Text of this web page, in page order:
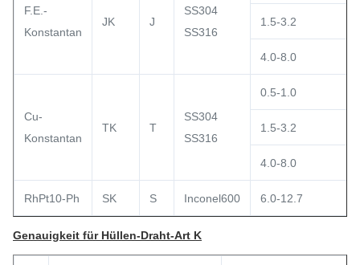
F.E.-
Konstantan
JK J
SS304
SS316
1.5-3.2
4.0-8.0
Cu-
Konstantan
TK T
SS304
SS316
0.5-1.0
1.5-3.2
4.0-8.0
RhPt10-Ph SK S Inconel600 6.0-12.7
Genauigkeit für Hüllen-Draht-Art K